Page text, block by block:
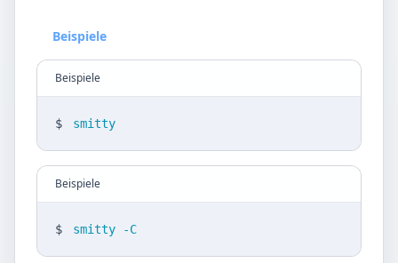
Beispiele
Beispiele
$ smitty
Beispiele
$ smitty -C